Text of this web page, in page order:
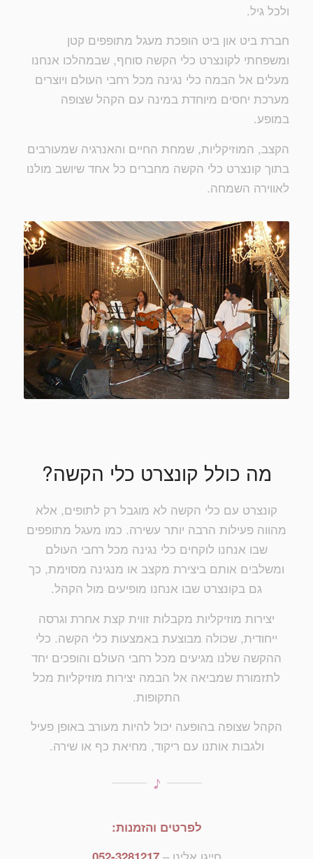
ולכל גיל.
חברת ביט און ביט הופכת מעגל מתופפים קטן
ומשפחתי לקונצרט כלי הקשה סוחף, שבמהלכו אנחנו
מעלים אל הבמה כלי נגינה מכל רחבי העולם ויוצרים
מערכת יחסים מיוחדת במינה עם הקהל שצופה
במופע.
הקצב, המוזיקליות, שמחת החיים והאנרגיה שמעורבים
בתוך קונצרט כלי הקשה מחברים כל אחד שיושב מולנו
לאווירה השמחה.
מה כולל קונצרט כלי הקשה?
קונצרט עם כלי הקשה לא מוגבל רק לתופים, אלא
מהווה פעילות הרבה יותר עשירה. כמו מעגל מתופפים
שבו אנחנו לוקחים כלי נגינה מכל רחבי העולם
ומשלבים אותם ביצירת מקצב או מנגינה מסוימת, כך
גם בקונצרט שבו אנחנו מופיעים מול הקהל.
יצירות מוזיקליות מקבלות זווית קצת אחרת וגרסה
ייחודית, שכולה מבוצעת באמצעות כלי הקשה. כלי
ההקשה שלנו מגיעים מכל רחבי העולם והופכים יחד
לתזמורת שמביאה אל הבמה יצירות מוזיקליות מכל
התקופות.
הקהל שצופה בהופעה יכול להיות מעורב באופן פעיל
ולגבות אותנו עם ריקוד, מחיאת כף או שירה.
לפרטים והזמנות: